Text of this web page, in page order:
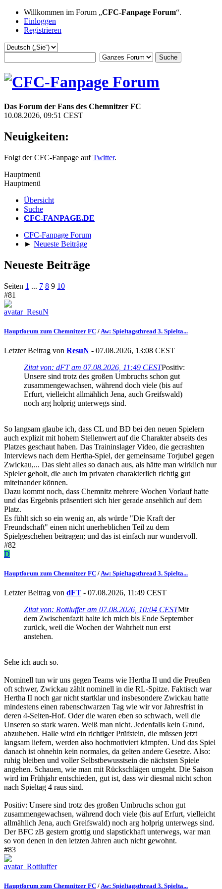
Willkommen im Forum „CFC-Fanpage Forum“.
Einloggen
Registrieren
Das Forum der Fans des Chemnitzer FC
10.08.2026, 09:51 CEST
Neuigkeiten:
Folgt der CFC-Fanpage aufTwitter.
Hauptmenü
Hauptmenü
Übersicht
Suche
CFC-FANPAGE.DE
CFC-Fanpage Forum
► Neueste Beiträge
Neueste Beiträge
Seiten 1 ... 7 8 9 10
#81
Hauptforum zum Chemnitzer FC / Aw: Spieltagsthread 3. Spielta...
Letzter Beitrag von ResuN - 07.08.2026, 13:08 CEST
Zitat von: dFT am 07.08.2026, 11:49 CESTPositiv:
Unsere sind trotz des großen Umbruchs schon gut
zusammengewachsen, während doch viele (bis auf
Erfurt, vielleicht allmählich Jena, auch Greifswald)
noch arg holprig unterwegs sind.
So langsam glaube ich, dass CL und BD bei den neuen Spielern
auch explizit mit hohem Stellenwert auf die Charakter abseits des
Platzes geschaut haben. Das Traininslager Video, die gecrashten
Interviews nach dem Hertha-Spiel, der gemeinsame Torjubel gegen
Zwickau,... Das sieht alles so danach aus, als hätte man wirklich nur
Spieler geholt, die auch im privaten charakterlich richtig gut
miteinander können.
Dazu kommt noch, dass Chemnitz mehrere Wochen Vorlauf hatte
und das Ergebnis präsentiert sich hier gerade ansehlich auf dem
Platz.
Es fühlt sich so ein wenig an, als würde "Die Kraft der
Freundschaft" einen nicht unerheblichen Teil zu dem
Spielgeschehen beitragen; und das ist einfach nur wundervoll.
#82
D
Hauptforum zum Chemnitzer FC /Aw: Spieltagsthread 3. Spielta...
Letzter Beitrag von dFT - 07.08.2026, 11:49 CEST
Zitat von: Rottluffer am 07.08.2026, 10:04 CESTMit
dem Zwischenfazit halte ich mich bis Ende September
zurück, weil die Wochen der Wahrheit nun erst
anstehen.
Sehe ich auch so.
Nominell tun wir uns gegen Teams wie Hertha II und die Preußen
oft schwer, Zwickau zählt nominell in die RL-Spitze. Faktisch war
Hertha II noch gar nicht startklar und insbesondere Zwickau hatte
mindestens einen rabenschwarzen Tag wie wir vor Jahresfrist in
deren 4-Seiten-Hof. Oder die waren eben so schwach, weil die
Unseren so stark waren. Weiß man nicht. Jedenfalls kein Grund,
abzuheben. Halle wird ein richtiger Prüfstein, die müssen jetzt
langsam liefern, werden also hochmotiviert kämpfen. Und das Spiel
danach ist ohnehin kein normales, da gelten andere Gesetze. Also:
ruhig bleiben und voller Selbstbewusstsein die nächsten Spiele
angehen. Schauen, wie man mit Rückschlägen umgeht. Die Saison
wird im Frühjahr entschieden, gut ist, dass wir diesmal nicht schon
nach Spieltag 4 raus sind.
Positiv: Unsere sind trotz des großen Umbruchs schon gut
zusammengewachsen, während doch viele (bis auf Erfurt, vielleicht
allmählich Jena, auch Greifswald) noch arg holprig unterwegs sind.
Der BFC zB gestern grottig und slapstickhaft unterwegs, war man
so von denen in den letzten Jahren auch nicht gewohnt.
#83
Hauptforum zum Chemnitzer FC /Aw: Spieltagsthread 3. Spielta...